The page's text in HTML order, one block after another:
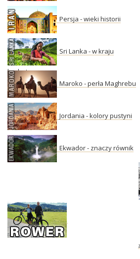
Persja - wieki historii
Sri Lanka - w kraju
herbaty
Maroko - perła Maghrebu
Jordania - kolory pustyni
Ekwador - znaczy równik